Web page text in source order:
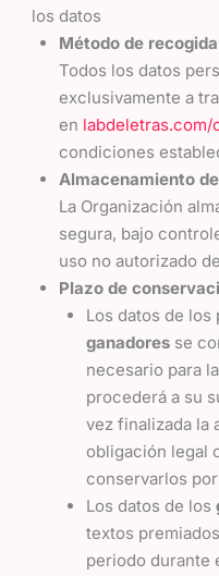
los datos
Método de
Todos los datos
exclusivamente a
en
condiciones
Almacenamiento
La Organización
segura, bajo
uso no autorizado
Plazo de
Los datos de
ganadoresse
necesario para
procederá a su
vez finalizada la
obligación legal
conservarlos
Los datos de los
textos
periodo durante